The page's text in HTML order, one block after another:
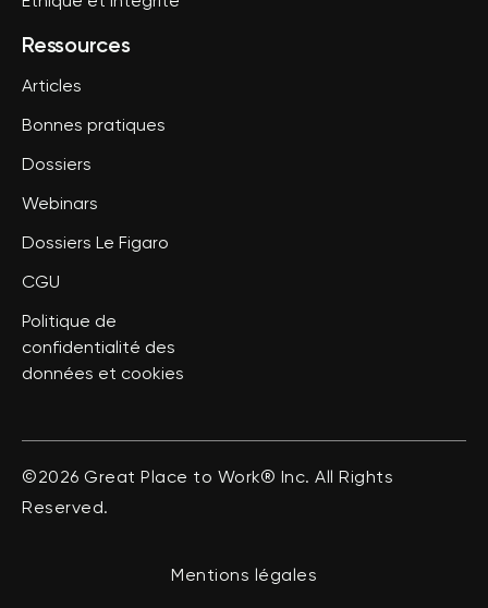
Ressources
Articles
Bonnes pratiques
Dossiers
Webinars
Dossiers Le Figaro
CGU
Politique de
confidentialité des
données et cookies
©2026 Great Place to Work® Inc. All Rights
Reserved.
Mentions légales